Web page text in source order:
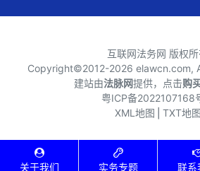
互联网法务网 版权所
Copyright©2012-2026 elawcn.com,
建站由法脉网提供，点击购
粤ICP备2022107168
XML地图 TXT地图
关于我们 实务专题 联系